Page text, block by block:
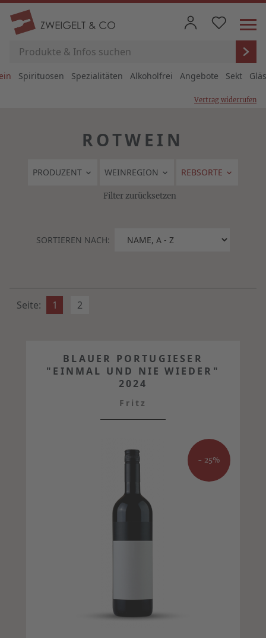
Spirituosen Spezialitäten Alkoholfrei Angebote Sekt
Vertrag widerrufen
ROTWEIN
PRODUZENT WEINREGION REBSORTE
Filter zurücksetzen
SORTIEREN NACH:
Seite: 1 2
- 25%
BLAUER PORTUGIESER
"EINMAL UND NIE WIEDER"
2024
Fritz